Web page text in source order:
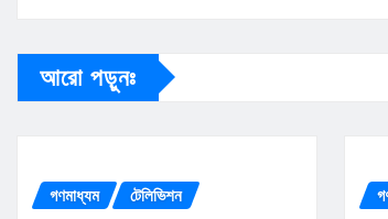
আরো পড়ুনঃ
গণমাধ্যম টেলিভিশন